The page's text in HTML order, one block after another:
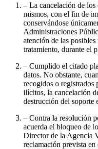
– La cancelación de
mismos, con el fin de
conservándose
Administraciones
atención de las
tratamiento, durante el
– Cumplido el citado
datos. No obstante,
recogidos o registrados
ilícitos, la cancelación
destrucción del soporte
– Contra la resolución
acuerda el bloqueo de
Director de la Agencia
reclamación prevista